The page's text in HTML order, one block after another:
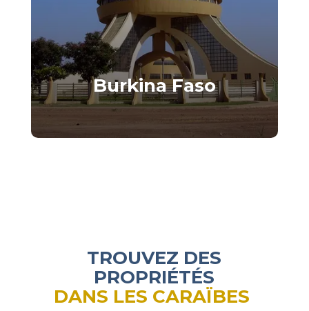
Burkina Faso
Une destination où investir rime
avec sécurité et harmonie.
TROUVEZ DES
PROPRIÉTÉS
DANS LES CARAÏBES